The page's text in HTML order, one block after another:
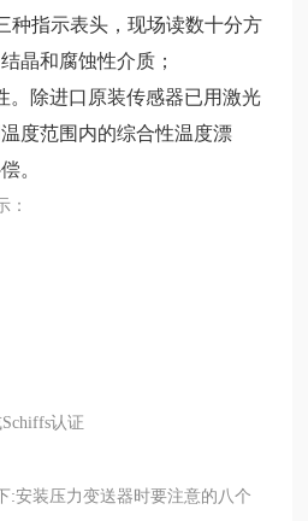
种指示表头，现场读数十分方
晶和腐蚀性介质；
。除进口原装传感器已用激光
度范围内的综合性温度漂
。
：
认证
:安装压力变送器时要注意的八个